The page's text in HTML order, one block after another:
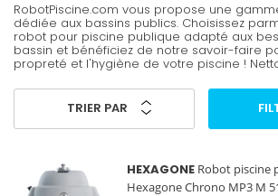
RobotPiscine.com vous propose une
dédiée aux bassins publics. Choisissez
robot pour piscine publique adapté aux
bassin et bénéficiez de notre savoir-faire
propreté et l'hygiène de votre piscine !
parcourt ainsi le bassin dans ses moindres
éliminer toute trace de salissure et de
parfaitement propre et limpide !
TRIER PAR
HEXAGONE Robot piscine
Hexagone Chrono MP3 M